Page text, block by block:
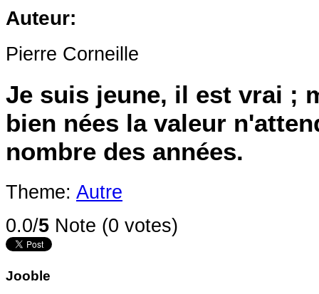
Auteur:
Pierre Corneille
Je suis jeune, il est vrai ;
bien nées la valeur
nombre des années.
Theme: Autre
0.0/5 Note (0 votes)
Jooble